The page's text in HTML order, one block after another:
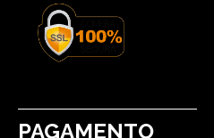
PAGAMENTO